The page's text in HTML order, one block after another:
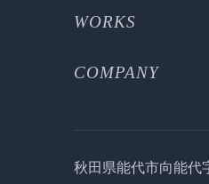
WORKS
COMPANY
秋田県能代市向能代